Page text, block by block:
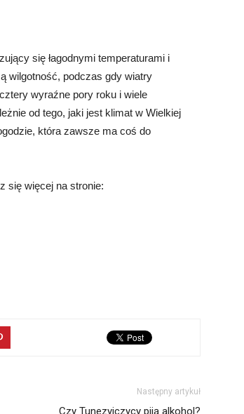
się łagodnymi temperaturami i
wilgotność, podczas gdy wiatry
wyraźne pory roku i wiele
od tego, jaki jest klimat w Wielkiej
która zawsze ma coś do
się więcej na stronie:
Następny artykuł
Czy Tunezyjczycy piją alkohol?